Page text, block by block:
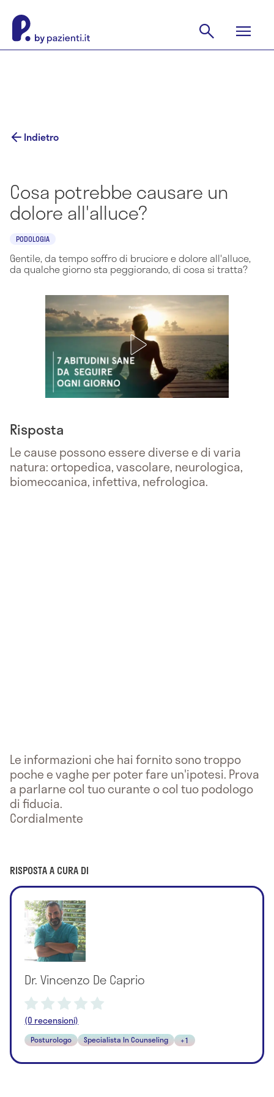
Indietro
Cosa potrebbe causare un
dolore all'alluce?
PODOLOGIA
Gentile, da tempo soffro di bruciore e dolore all'alluce,
da qualche giorno sta peggiorando, di cosa si tratta?
Risposta
Le cause possono essere diverse e di varia
natura: ortopedica, vascolare, neurologica,
biomeccanica, infettiva, nefrologica.
Le informazioni che hai fornito sono troppo
poche e vaghe per poter fare un'ipotesi. Prova
a parlarne col tuo curante o col tuo podologo
di fiducia.
Cordialmente
RISPOSTA A CURA DI
Dr. Vincenzo De Caprio
(0 recensioni)
Posturologo Specialista In Counseling +1